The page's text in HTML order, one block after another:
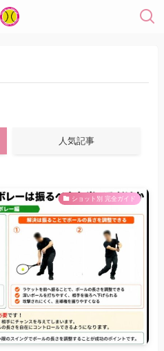
人気記事
ショット別 完全ガイド